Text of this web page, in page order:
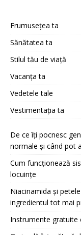
Frumusețea ta
Sănătatea ta
Stilul tău de viață
Vacanța ta
Vedetele tale
Vestimentația ta
De ce îți pocnesc
normale și când pot
Cum funcționează
locuințe
Niacinamida și
ingredientul tot mai
Instrumente gratuite